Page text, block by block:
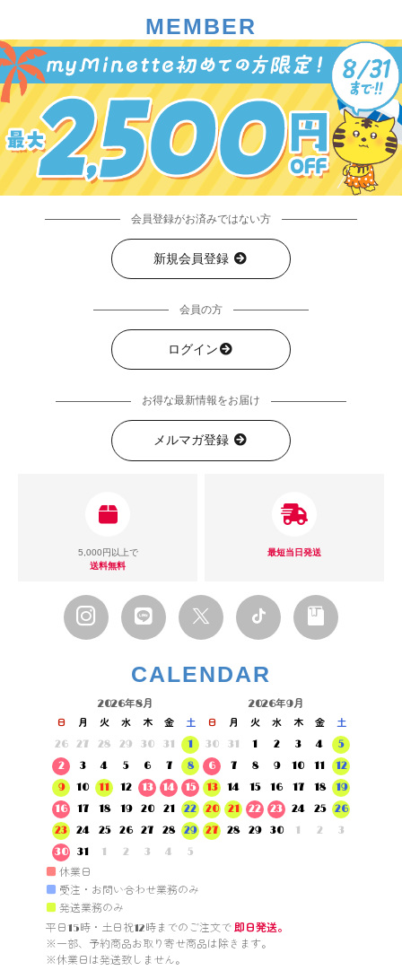
MEMBER
会員登録がお済みではない方
新規会員登録
会員の方
ログイン
お得な最新情報をお届け
メルマガ登録
5,000円以上で
送料無料
最短当日発送
CALENDAR
2026年8月
日 月 火 水 木 金
土
26
27 28 29 30 31
1
2
3 4 5 6 7
8
9
10 11 12 13 14
15
16
17 18 19 20 21
22
23
24 25 26 27 28
29
30
31 1 2 3 4 5
2026年9月
日 月 火 水 木 金
土
30
31 1 2 3 4
5
6
7 8 9 10 11
12
13
14 15 16 17 18
19
20
21 22 23 24 25
26
27
28 29 30 1 2 3
■ 休業日
■ 受注・お問い合わせ業務のみ
■ 発送業務のみ
平日15時・土日祝12時までのご注文で 即日発送。
※一部、予約商品お取り寄せ商品は除きます。
※休業日は発送致しません。